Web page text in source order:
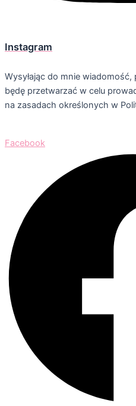
Instagram
Wysyłając do mnie
będę przetwarzać w celu
na zasadach określonych w
Facebook